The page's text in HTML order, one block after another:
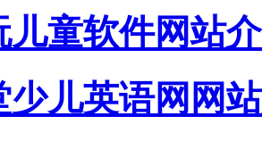
儿童软件网站
少儿英语网网